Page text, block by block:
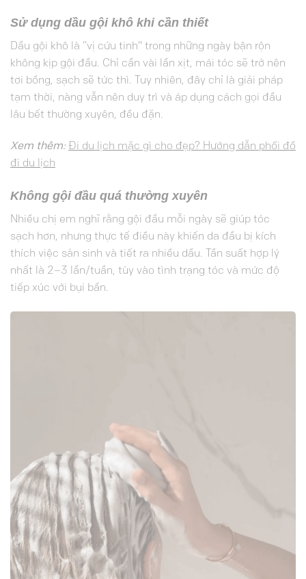
Sử dụng dầu gội khô khi cần thiết
Dầu gội khô là “vị cứu tinh” trong những ngày bận rộn
không kịp gội đầu. Chỉ cần vài lần xịt, mái tóc sẽ trở nên
tơi bồng, sạch sẽ tức thì. Tuy nhiên, đây chỉ là giải pháp
tạm thời, nàng vẫn nên duy trì và áp dụng cách gọi đầu
lâu bết thường xuyên, đều đặn.
Xem thêm: Đi du lịch mặc gì cho đẹp? Hướng dẫn phối đồ
đi du lịch
Không gội đầu quá thường xuyên
Nhiều chị em nghĩ rằng gội đầu mỗi ngày sẽ giúp tóc
sạch hơn, nhưng thực tế điều này khiến da đầu bị kích
thích việc sản sinh và tiết ra nhiều dầu. Tần suất hợp lý
nhất là 2–3 lần/tuần, tùy vào tình trạng tóc và mức độ
tiếp xúc với bụi bẩn.